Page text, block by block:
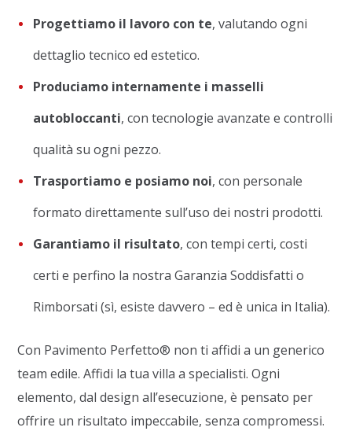
Progettiamo il lavoro con te, valutando ogni
dettaglio tecnico ed estetico.
Produciamo internamente i masselli
autobloccanti, con tecnologie avanzate e controlli
qualità su ogni pezzo.
Trasportiamo e posiamo noi, con personale
formato direttamente sull’uso dei nostri prodotti.
Garantiamo il risultato, con tempi certi, costi
certi e perfino la nostra Garanzia Soddisfatti o
Rimborsati (sì, esiste davvero – ed è unica in Italia).
Con Pavimento Perfetto® non ti affidi a un generico
team edile. Affidi la tua villa a specialisti. Ogni
elemento, dal design all’esecuzione, è pensato per
offrire un risultato impeccabile, senza compromessi.